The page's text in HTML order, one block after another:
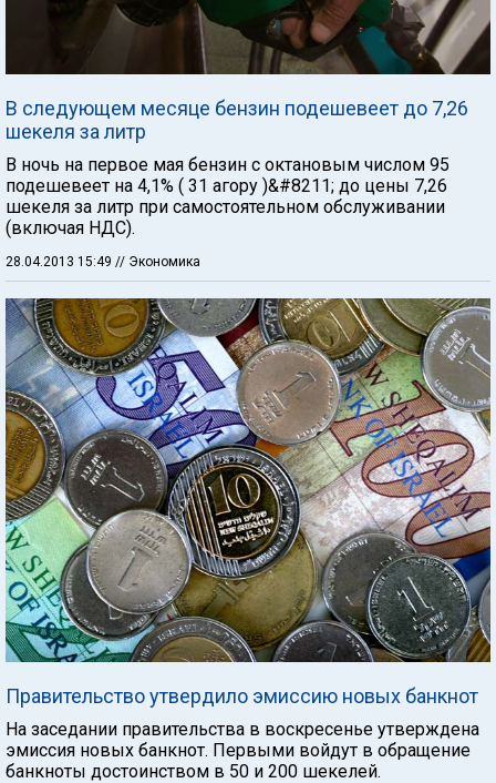
В следующем месяце бензин подешевеет до 7,26
шекеля за литр
В ночь на первое мая бензин с октановым числом 95
подешевеет на 4,1% ( 31 агору )&#8211; до цены 7,26
шекеля за литр при самостоятельном обслуживании
(включая НДС).
28.04.2013 15:49 // Экономика
Правительство утвердило эмиссию новых банкнот
На заседании правительства в воскресенье утверждена
эмиссия новых банкнот. Первыми войдут в обращение
банкноты достоинством в 50 и 200 шекелей.